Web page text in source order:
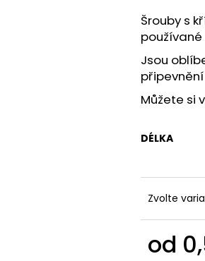
z
5
hvězdiček.
Šrouby s
Jsou
Můžete si
DÉLKA
Zvolte
od